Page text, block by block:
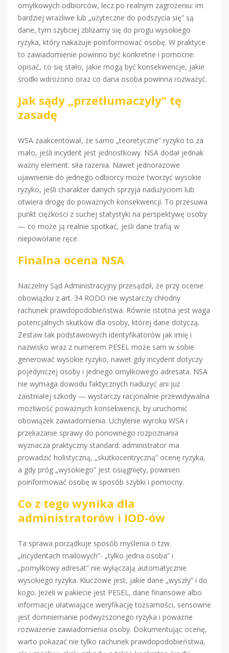
omyłkowych odbiorców, lecz po realnym zagrożeniu: im
bardziej wrażliwe lub „użyteczne do podszycia się” są
dane, tym szybciej zbliżamy się do progu wysokiego
ryzyka, który nakazuje poinformować osobę. W praktyce
to zawiadomienie powinno być konkretne i pomocne:
opisać, co się stało, jakie mogą być konsekwencje, jakie
środki wdrożono oraz co dana osoba powinna rozważyć.
Jak sądy „przetłumaczyły” tę
zasadę
WSA zaakcentował, że samo „teoretyczne” ryzyko to za
mało, jeśli incydent jest jednostkowy. NSA dodał jednak
ważny element: siła rażenia. Nawet jednorazowe
ujawnienie do jednego odbiorcy może tworzyć wysokie
ryzyko, jeśli charakter danych sprzyja nadużyciom lub
otwiera drogę do poważnych konsekwencji. To przesuwa
punkt ciężkości z suchej statystyki na perspektywę osoby
— co może ją realnie spotkać, jeśli dane trafią w
niepowołane ręce.
Finalna ocena NSA
Naczelny Sąd Administracyjny przesądził, że przy ocenie
obowiązku z art. 34 RODO nie wystarczy chłodny
rachunek prawdopodobieństwa. Równie istotna jest waga
potencjalnych skutków dla osoby, której dane dotyczą.
Zestaw tak podstawowych identyfikatorów jak imię i
nazwisko wraz z numerem PESEL może sam w sobie
generować wysokie ryzyko, nawet gdy incydent dotyczy
pojedynczej osoby i jednego omyłkowego adresata. NSA
nie wymaga dowodu faktycznych nadużyć ani już
zaistniałej szkody — wystarczy racjonalnie przewidywalna
możliwość poważnych konsekwencji, by uruchomić
obowiązek zawiadomienia. Uchylenie wyroku WSA i
przekazanie sprawy do ponownego rozpoznania
wyznacza praktyczny standard: administrator ma
prowadzić holistyczną, „skutkocentryczną” ocenę ryzyka,
a gdy próg „wysokiego” jest osiągnięty, powinien
poinformować osobę w sposób szybki i pomocny.
Co z tego wynika dla
administratorów i IOD-ów
Ta sprawa porządkuje sposób myślenia o tzw.
„incydentach mailowych”- „tylko jedna osoba” i
„pomyłkowy adresat” nie wyłączają automatycznie
wysokiego ryzyka. Kluczowe jest, jakie dane „wyszły” i do
kogo. Jeżeli w pakiecie jest PESEL, dane finansowe albo
informacje ułatwiające weryfikację tożsamości, sensowne
jest domniemanie podwyższonego ryzyka i poważne
rozważenie zawiadomienia osoby. Dokumentując ocenę,
warto pokazać nie tylko rachunek prawdopodobieństwa,